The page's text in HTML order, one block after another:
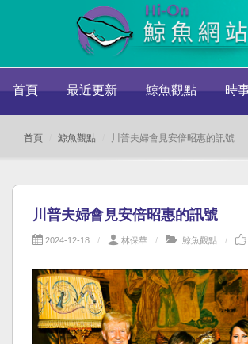
首頁 最近更新 鯨魚觀點 時
首頁 鯨魚觀點 川普夫婦會見安倍昭惠的訊號
川普夫婦會見安倍昭惠的訊號
2024-12-18 林保華 鯨魚觀點